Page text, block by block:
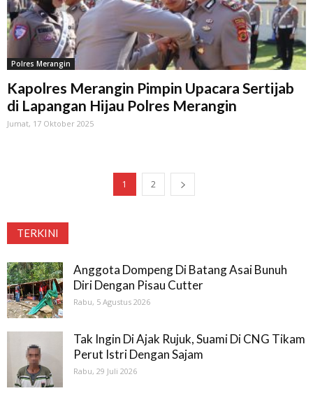
Polres Merangin
Kapolres Merangin Pimpin Upacara Sertijab
di Lapangan Hijau Polres Merangin
Jumat, 17 Oktober 2025
1 2
TERKINI
Anggota Dompeng Di Batang Asai Bunuh
Diri Dengan Pisau Cutter
Rabu, 5 Agustus 2026
Tak Ingin Di Ajak Rujuk, Suami Di CNG Tikam
Perut Istri Dengan Sajam
Rabu, 29 Juli 2026